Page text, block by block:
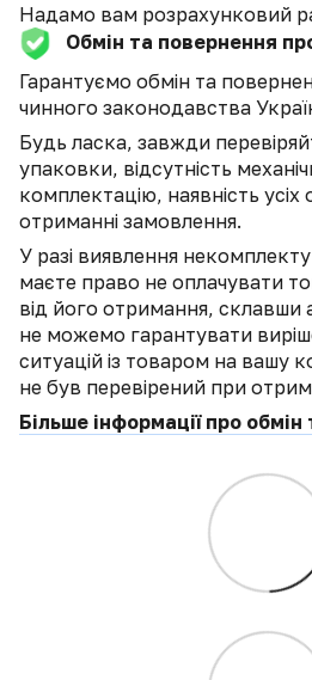
Надамо вам розрахунковий
Обмін та повернення
Гарантуємо обмін та
чинного законодавства
Будь ласка, завжди
упаковки, відсутність
комплектацію, наявність
отриманні замовлення.
У разі виявлення
маєте право не оплачувати
від його отримання, склавши
не можемо гарантувати
ситуацій із товаром на вашу
не був перевірений при
Більше інформації про